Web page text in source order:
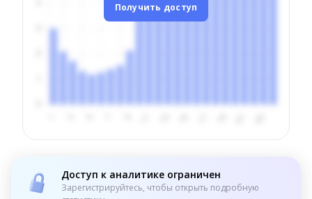
Получить доступ
Доступ к аналитике ограничен
Зарегистрируйтесь, чтобы открыть подробную